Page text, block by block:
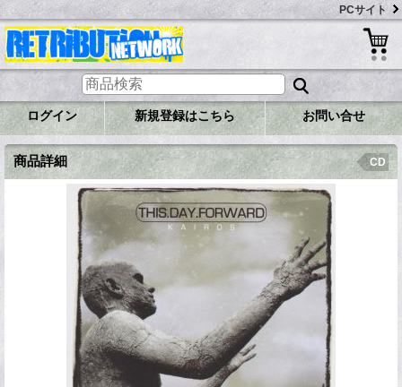
PCサイト
ログイン 新規登録はこちら お問い合せ
商品詳細 CD